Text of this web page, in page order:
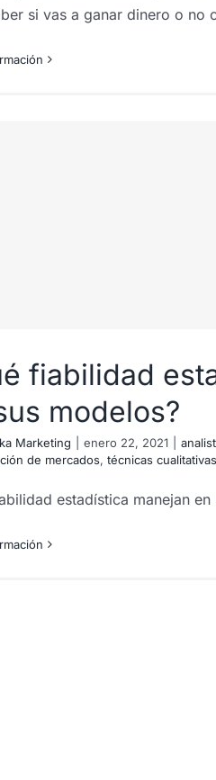
si vas a ganar dinero o no
fiabilidad
modelos?
Marketing enero 22, 2021
de mercados, técnicas cualitativas
estadística manejan en